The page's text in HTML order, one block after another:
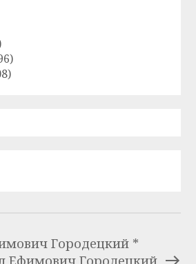
Городецкий *
Ефимович Городецкий